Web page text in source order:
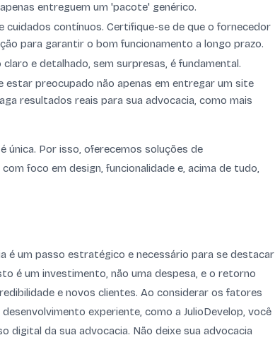
entreguem um 'pacote' genérico.
contínuos. Certifique-se de que o fornecedor
para garantir o bom funcionamento a longo prazo.
e detalhado, sem surpresas, é fundamental.
estar preocupado não apenas em entregar um site
resultados reais para sua advocacia, como mais
única. Por isso, oferecemos soluções de
foco em design, funcionalidade e, acima de tudo,
é um passo estratégico e necessário para se destacar
é um investimento, não uma despesa, e o retorno
e novos clientes. Ao considerar os fatores
experiente, como a JulioDevelop, você
digital da sua advocacia. Não deixe sua advocacia